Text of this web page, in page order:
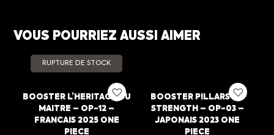
VOUS POURRIEZ AUSSI AIMER
RUPTURE DE STOCK
BOOSTER L’HERITAGE DU
MAITRE – OP-12 –
FRANCAIS 2025 ONE
PIECE
BOOSTER PILLARS OF
STRENGTH – OP-03 –
JAPONAIS 2023 ONE
PIECE